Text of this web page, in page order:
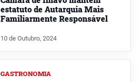
estatuto de Autarquia Mais
Familiarmente Responsável
10 de Outubro, 2024
GASTRONOMIA